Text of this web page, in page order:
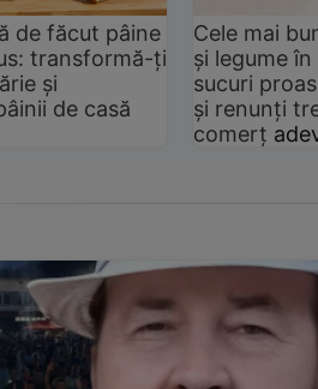
de făcut pâine
transformă-ți
și
de casă
Cele mai
și legume
sucuri
și renunți
comerț